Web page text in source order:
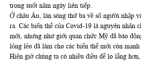
trong suốt năm ngày liên tiếp.
Ở châu Âu, làn sóng thứ ba về số người nhập
ra. Các biến thể của Covid-19 là nguyên nhân
mới, nhưng như giới quan chức Mỹ đã báo
lỏng lẻo đã làm cho các biến thể mới còn mạnh
Hiện giờ chúng ta có nhiều điều để lo lắng